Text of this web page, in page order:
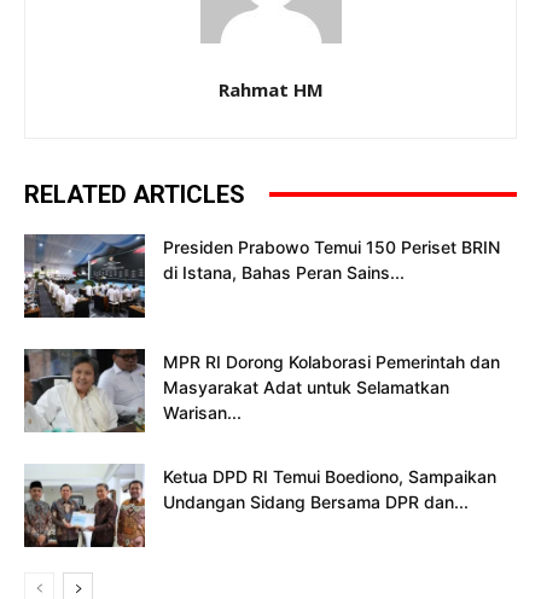
Rahmat HM
RELATED ARTICLES
Presiden Prabowo Temui 150 Periset BRIN
di Istana, Bahas Peran Sains...
MPR RI Dorong Kolaborasi Pemerintah dan
Masyarakat Adat untuk Selamatkan
Warisan...
Ketua DPD RI Temui Boediono, Sampaikan
Undangan Sidang Bersama DPR dan...